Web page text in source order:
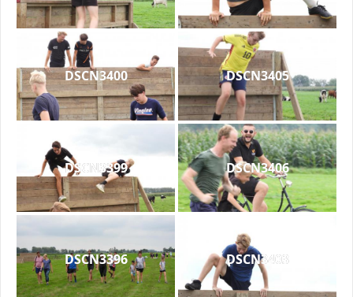
DSCN3400 DSCN3405
DSCN3399 DSCN3406
DSCN3396 DSCN3403